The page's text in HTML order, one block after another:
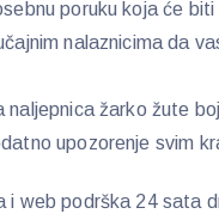
poruku koja će
nalaznicima da
žarko žute
upozorenje svim
i web podrška 24 sata